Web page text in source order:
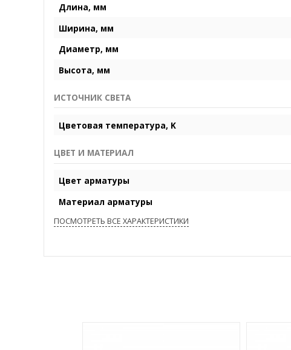
Длина, мм
Ширина, мм
Диаметр, мм
Высота, мм
ИСТОЧНИК СВЕТА
Цветовая температура, K
ЦВЕТ И МАТЕРИАЛ
Цвет арматуры
Материал арматуры
ПОСМОТРЕТЬ ВСЕ ХАРАКТЕРИСТИКИ